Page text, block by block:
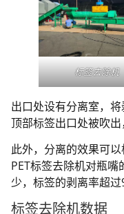
标签去除机
出口处设有分离室，
顶部标签出口处被吹出
此外，分离的效果可
PET标签去除机对瓶
少，标签的剥离率超过
标签去除机数据